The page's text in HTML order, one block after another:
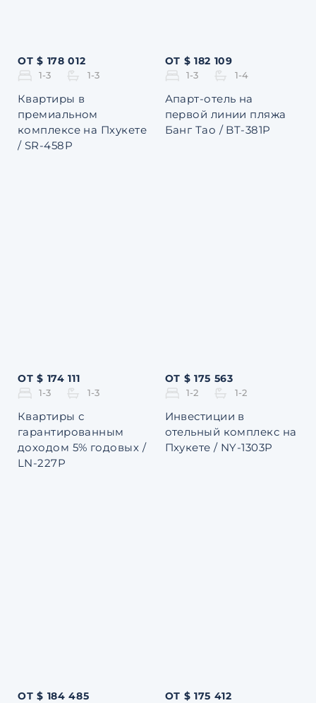
ОТ $ 178 012
1-3 1-3
Квартиры в
премиальном
комплексе на Пхукете
/ SR-458P
ОТ $ 182 109
1-3 1-4
Апарт-отель на
первой линии пляжа
Банг Тао / BT-381P
ОТ $ 174 111
1-3 1-3
Квартиры с
гарантированным
доходом 5% годовых /
LN-227P
ОТ $ 175 563
1-2 1-2
Инвестиции в
отельный комплекс на
Пхукете / NY-1303P
ОТ $ 184 485 ОТ $ 175 412